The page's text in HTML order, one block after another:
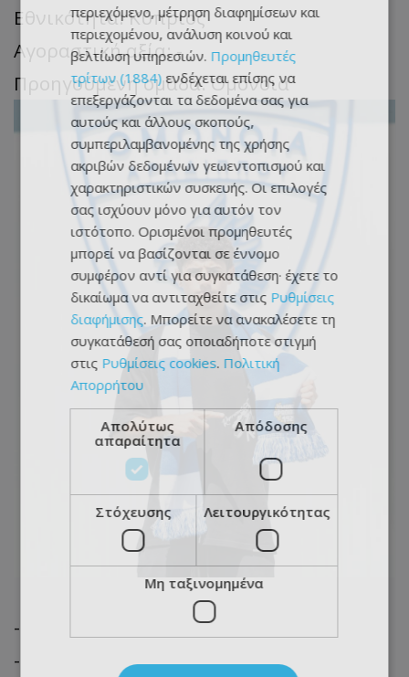
Εθνικότητα: Κύπριος
Αγοραστική αξία:-
Προηγούμενη ομάδα: Ομόνοια
-
-
περιεχόμενο, μέτρηση διαφημίσεων και
περιεχομένου, ανάλυση κοινού και
βελτίωση υπηρεσιών. Προμηθευτές
τρίτων (1884)ενδέχεται επίσης να
επεξεργάζονται τα δεδομένα σας για
αυτούς και άλλους σκοπούς,
συμπεριλαμβανομένης της χρήσης
ακριβών δεδομένων γεωεντοπισμού και
χαρακτηριστικών συσκευής. Οι επιλογές
σας ισχύουν μόνο για αυτόν τον
ιστότοπο. Ορισμένοι προμηθευτές
μπορεί να βασίζονται σε έννομο
συμφέρον αντί για συγκατάθεση· έχετε το
δικαίωμα να αντιταχθείτε στις Ρυθμίσεις
διαφήμισης. Μπορείτε να ανακαλέσετε τη
συγκατάθεσή σας οποιαδήποτε στιγμή
στις Ρυθμίσεις cookies. Πολιτική
Απορρήτου
Απολύτως
απαραίτητα
Απόδοσης
Στόχευσης Λειτουργικότητας
Μη ταξινομημένα